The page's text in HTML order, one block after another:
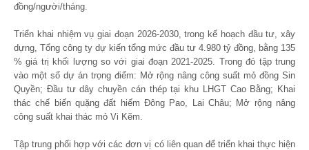
đồng/người/tháng.
Triển khai nhiệm vụ giai đoạn 2026-2030, trong kế hoạch đầu tư, xây
dựng, Tổng công ty dự kiến tổng mức đầu tư 4.980 tỷ đồng, bằng 135
% giá trị khối lượng so với giai đoạn 2021-2025. Trong đó tập trung
vào một số dự án trọng điểm: Mở rộng nâng công suất mỏ đồng Sin
Quyền; Đầu tư dây chuyền cán thép tại khu LHGT Cao Bằng; Khai
thác chế biến quặng đất hiếm Đông Pao, Lai Châu; Mở rộng nâng
công suất khai thác mỏ Vi Kẽm.
Tập trung phối hợp với các đơn vị có liên quan để triển khai thực hiện